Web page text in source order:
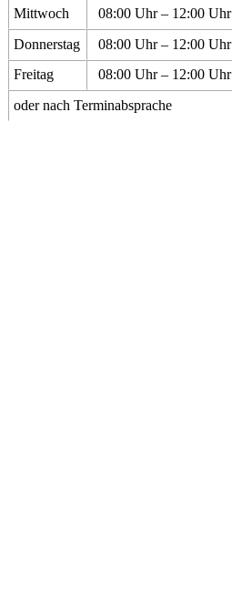
Mittwoch
08:00 Uhr – 12:00 Uhr
Donnerstag
08:00 Uhr – 12:00 Uhr
Freitag
08:00 Uhr – 12:00 Uhr
oder nach Terminabsprache